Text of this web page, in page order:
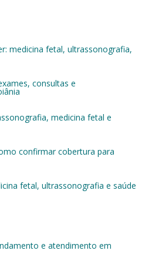
medicina fetal, ultrassonografia,
consultas e
medicina fetal e
confirmar cobertura para
fetal, ultrassonografia e saúde
e atendimento em